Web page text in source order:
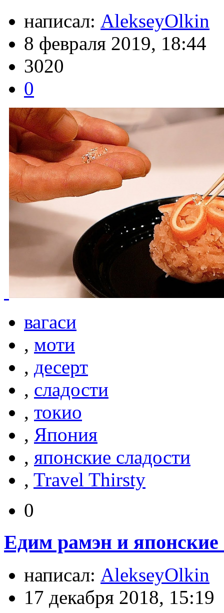
написал: AlekseyOlkin
8 февраля 2019, 18:44
3020
0
вагаси
, моти
, десерт
, сладости
, токио
, Япония
, японские сладости
, Travel Thirsty
0
Едим рамэн и
написал: AlekseyOlkin
17 декабря 2018, 15:19